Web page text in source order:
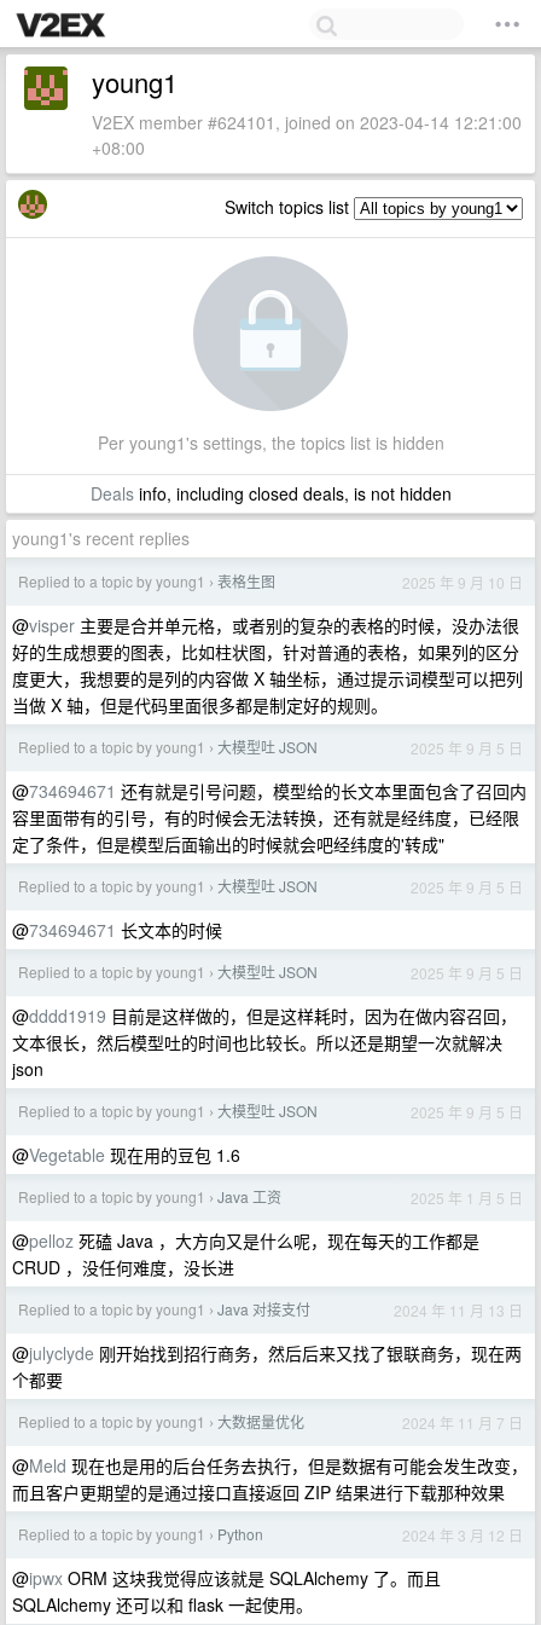
young1
V2EX member #624101, joined on 2023-04-14 12:21:00
+08:00
Switch topics list
Per young1's settings, the topics list is hidden
Dealsinfo, including closed deals, is not hidden
young1's recent replies
Replied to a topic by young1 › 表格生图 2025 年 9 月 10 日
@visper 主要是合并单元格，或者别的复杂的表格的时候，没办法很
好的生成想要的图表，比如柱状图，针对普通的表格，如果列的区分
度更大，我想要的是列的内容做 X 轴坐标，通过提示词模型可以把列
当做 X 轴，但是代码里面很多都是制定好的规则。
Replied to a topic by young1 › 大模型吐 JSON 2025 年 9 月 5 日
@734694671 还有就是引号问题，模型给的长文本里面包含了召回内
容里面带有的引号，有的时候会无法转换，还有就是经纬度，已经限
定了条件，但是模型后面输出的时候就会吧经纬度的'转成"
Replied to a topic by young1 › 大模型吐 JSON 2025 年 9 月 5 日
@734694671 长文本的时候
Replied to a topic by young1 › 大模型吐 JSON 2025 年 9 月 5 日
@dddd1919 目前是这样做的，但是这样耗时，因为在做内容召回，
文本很长，然后模型吐的时间也比较长。所以还是期望一次就解决
json
Replied to a topic by young1 › 大模型吐 JSON 2025 年 9 月 5 日
@Vegetable 现在用的豆包 1.6
Replied to a topic by young1 › Java 工资 2025 年 1 月 5 日
@pelloz 死磕 Java ，大方向又是什么呢，现在每天的工作都是
CRUD ，没任何难度，没长进
Replied to a topic by young1 › Java 对接支付 2024 年 11 月 13 日
@julyclyde 刚开始找到招行商务，然后后来又找了银联商务，现在两
个都要
Replied to a topic by young1 › 大数据量优化 2024 年 11 月 7 日
@Meld 现在也是用的后台任务去执行，但是数据有可能会发生改变，
而且客户更期望的是通过接口直接返回 ZIP 结果进行下载那种效果
Replied to a topic by young1 › Python 2024 年 3 月 12 日
@ipwx ORM 这块我觉得应该就是 SQLAlchemy 了。而且
SQLAlchemy 还可以和 flask 一起使用。